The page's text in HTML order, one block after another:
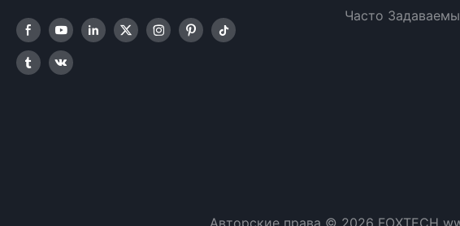
Часто
Авторские права © 2026 FOXTECH